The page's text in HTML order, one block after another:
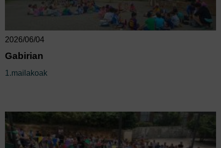
2026/06/04
Gabirian
1.mailakoak